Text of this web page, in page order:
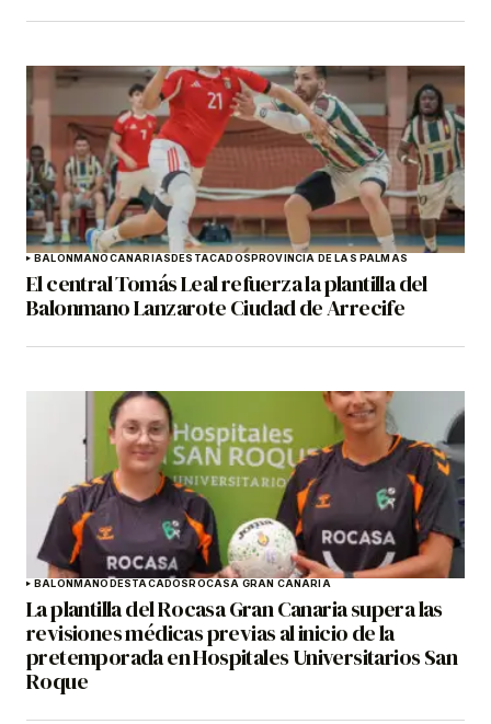
BALONMANOCANARIASDESTACADOSPROVINCIA DE LAS PALMAS
El central Tomás Leal refuerza la plantilla del
Balonmano Lanzarote Ciudad de Arrecife
BALONMANODESTACADOSROCASA GRAN CANARIA
La plantilla del Rocasa Gran Canaria supera las
revisiones médicas previas al inicio de la
pretemporada en Hospitales Universitarios San
Roque